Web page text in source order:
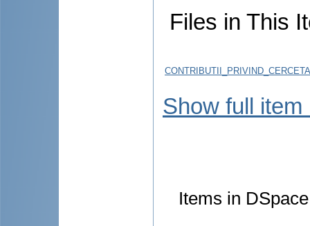
Files in This
Show full item
Items in